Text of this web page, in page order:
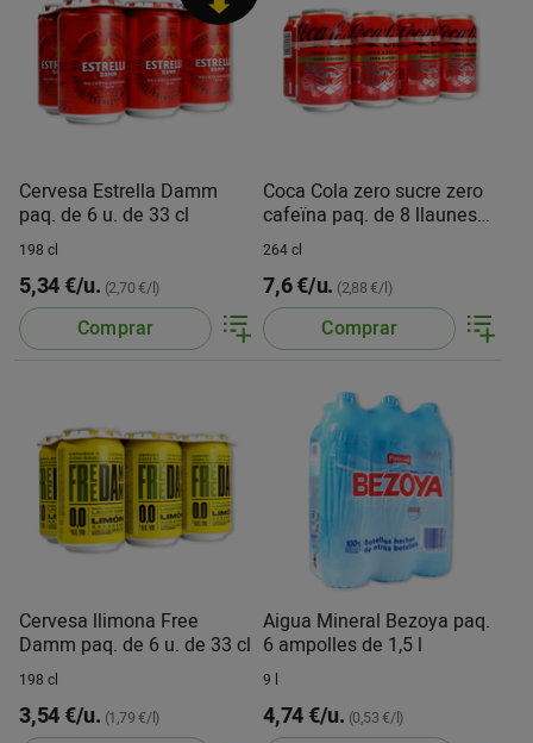
Cervesa Estrella Damm
paq. de 6 u. de 33 cl
198 cl
5,34 €/u. (2,70 €/l)
Comprar
Coca Cola zero sucre zero
cafeïna paq. de 8 llaunes
de 33 cl
264 cl
7,6 €/u. (2,88 €/l)
Comprar
Cervesa llimona Free
Damm paq. de 6 u. de 33 cl
198 cl
3,54 €/u. (1,79 €/l)
Aigua Mineral Bezoya paq.
6 ampolles de 1,5 l
9 l
4,74 €/u. (0,53 €/l)